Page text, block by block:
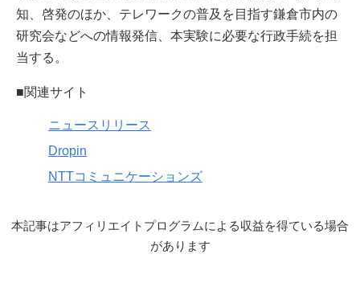
知、啓発のほか、テレワークの普及を目指す鎌倉市内の
研究会などへの情報発信、本実験に必要な行政手続を担
当する。
■関連サイト
ニュースリリース
Dropin
NTTコミュニケーションズ
本記事はアフィリエイトプログラムによる収益を得ている場合
があります